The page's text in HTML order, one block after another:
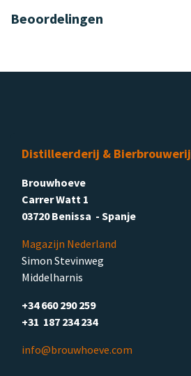
Beoordelingen
Distilleerderij & Bierbrouwerij
Brouwhoeve
Carrer Watt 1
03720 Benissa - Spanje
Magazijn Nederland
Simon Stevinweg
Middelharnis
+34 660 290 259
+31 187 234 234
info@brouwhoeve.com